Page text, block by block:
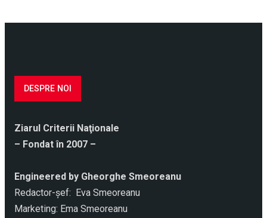
DESPRE NOI
Ziarul Criterii Naţionale
– Fondat în 2007 –
Engineered by Gheorghe Smeoreanu
Redactor-şef: Eva Smeoreanu
Marketing: Ema Smeoreanu